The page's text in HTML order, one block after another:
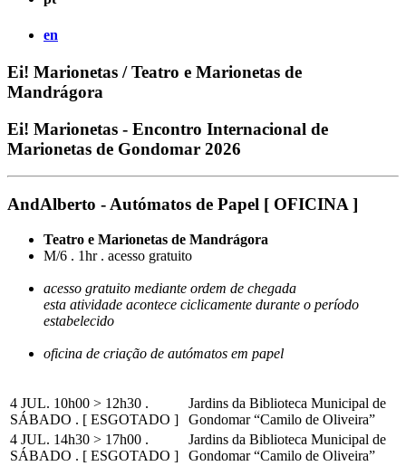
en
Ei! Marionetas / Teatro e Marionetas de
Mandrágora
Ei! Marionetas - Encontro Internacional de
Marionetas de Gondomar 2026
AndAlberto - Autómatos de Papel [ OFICINA ]
Teatro e Marionetas de Mandrágora
M/6 . 1hr . acesso gratuito
acesso gratuito mediante ordem de chegada
esta atividade acontece ciclicamente durante o período
estabelecido
oficina de criação de autómatos em papel
4 JUL. 10h00 > 12h30 .
SÁBADO . [ ESGOTADO ]
Jardins da Biblioteca Municipal de
Gondomar “Camilo de Oliveira”
4 JUL. 14h30 > 17h00 .
SÁBADO . [ ESGOTADO ]
Jardins da Biblioteca Municipal de
Gondomar “Camilo de Oliveira”